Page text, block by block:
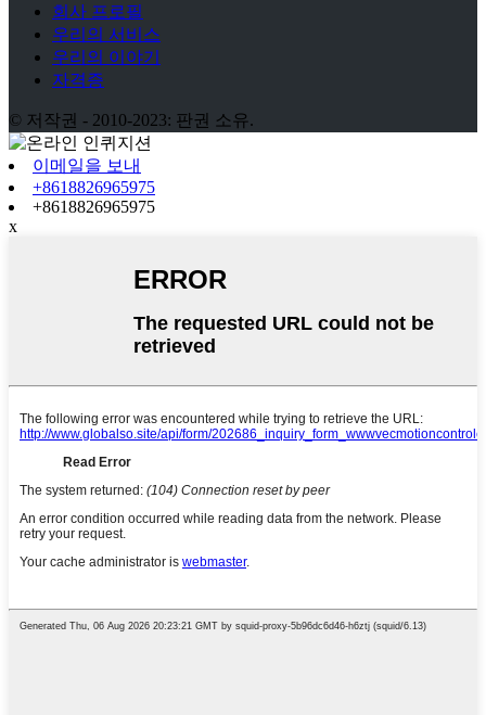
회사 프로필
우리의 서비스
우리의 이야기
자격증
© 저작권 - 2010-2023: 판권 소유.
이메일을 보내
+8618826965975
+8618826965975
x